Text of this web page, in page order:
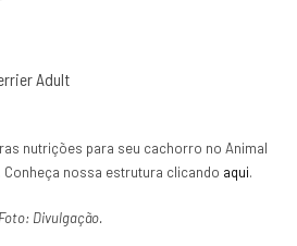
Adult
nutrições para seu cachorro no Animal
Conheça nossa estrutura clicando aqui.
Divulgação.